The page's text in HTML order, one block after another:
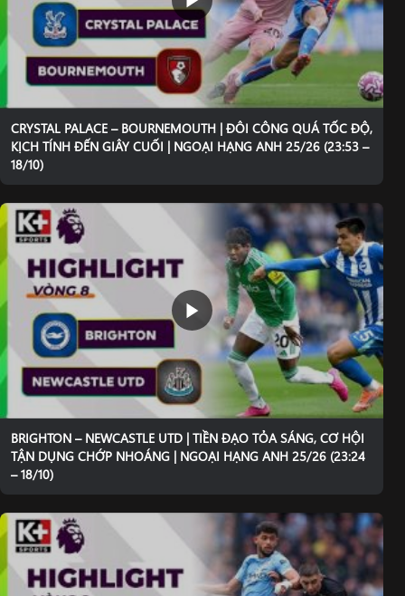
CRYSTAL PALACE – BOURNEMOUTH | ĐÔI CÔNG QUÁ TỐC ĐỘ,
KỊCH TÍNH ĐẾN GIÂY CUỐI | NGOẠI HẠNG ANH 25/26 (23:53 –
18/10)
BRIGHTON – NEWCASTLE UTD | TIỀN ĐẠO TỎA SÁNG, CƠ HỘI
TẬN DỤNG CHỚP NHOÁNG | NGOẠI HẠNG ANH 25/26 (23:24
– 18/10)